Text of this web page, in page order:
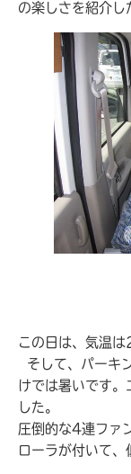
の楽しさを紹介し
この日は、気温は
そして、パーキ
けでは暑いです。
した。
圧倒的な4連ファ
ローラが付いて、